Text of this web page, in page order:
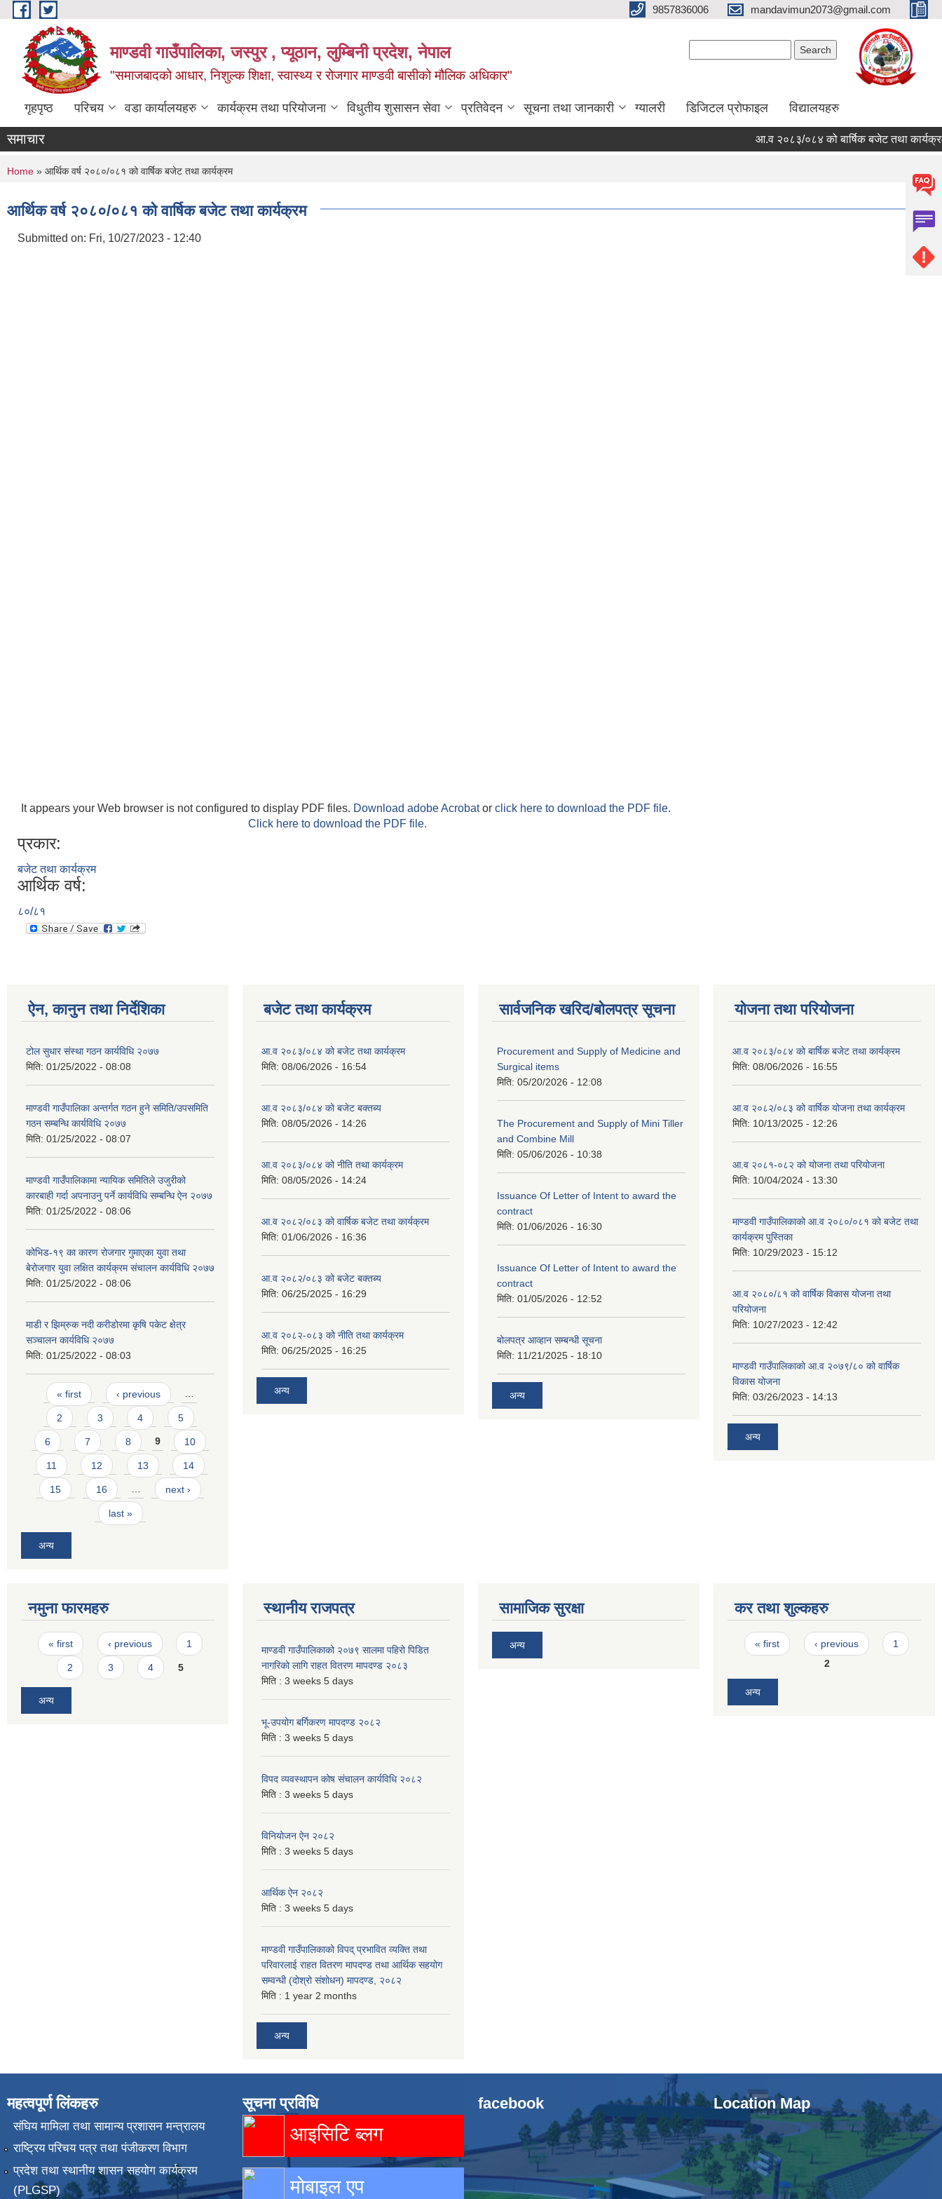
Skip to main content 9857836006 mandavimun2073@gmail.com
माण्डवी गाउँपालिका, जस्पुर , प्यूठान, लुम्बिनी प्रदेश, नेपाल
"समाजबादको आधार, निशुल्क शिक्षा, स्वास्थ्य र रोजगार माण्डवी बासीको मौलिक अधिकार"
गृहपृष्ठ परिचय वडा कार्यालयहरु कार्यक्रम तथा परियोजना विधुतीय शुसासन सेवा प्रतिवेदन सूचना तथा जानकारी ग्यालरी डिजिटल प्रोफाइल विद्यालयहरु
समाचार आ.व २०८३/०८४ को बार्षिक बजेट तथा कार्यक्रम
You are here
Home » आर्थिक वर्ष २०८०/०८१ को वार्षिक बजेट तथा कार्यक्रम
आर्थिक वर्ष २०८०/०८१ को वार्षिक बजेट तथा कार्यक्रम
Submitted on: Fri, 10/27/2023 - 12:40
It appears your Web browser is not configured to display PDF files. Download adobe Acrobator click here to download the PDF file.
Click here to download the PDF file.
प्रकार:
बजेट तथा कार्यक्रम
आर्थिक वर्ष:
८०/८१
ऐन, कानुन तथा निर्देशिका
टोल सुधार संस्था गठन कार्यविधि २०७७
मिति: 01/25/2022 - 08:08
माण्डवी गाउँपालिका अन्तर्गत गठन हुने समिति/उपसमिति
गठन सम्बन्धि कार्यविधि २०७७
मिति: 01/25/2022 - 08:07
माण्डवी गाउँपालिकामा न्यायिक समितिले उजुरीको
कारबाही गर्दा अपनाउनु पर्ने कार्यविधि सम्बन्धि ऐन २०७७
मिति: 01/25/2022 - 08:06
कोभिड-१९ का कारण रोजगार गुमाएका युवा तथा
बेरोजगार युवा लक्षित कार्यक्रम संचालन कार्यविधि २०७७
मिति: 01/25/2022 - 08:06
माडी र झिम्रुक नदी करीडोरमा कृषि पकेट क्षेत्र
सञ्चालन कार्यविधि २०७७
मिति: 01/25/2022 - 08:03
Pages
« first ‹ previous …
2 3 4 5
6 7 8 9 10
11 12 13 14
15 16 … next ›
last »
अन्य
बजेट तथा कार्यक्रम
आ.व २०८३/०८४ को बजेट तथा कार्यक्रम
मिति: 08/06/2026 - 16:54
आ.व २०८३/०८४ को बजेट बक्तब्य
मिति: 08/05/2026 - 14:26
आ.व २०८३/०८४ को नीति तथा कार्यक्रम
मिति: 08/05/2026 - 14:24
आ.व २०८२/०८३ को वार्षिक बजेट तथा कार्यक्रम
मिति: 01/06/2026 - 16:36
आ.व २०८२/०८३ को बजेट बक्तब्य
मिति: 06/25/2025 - 16:29
आ.व २०८२-०८३ को नीति तथा कार्यक्रम
मिति: 06/25/2025 - 16:25
अन्य
सार्वजनिक खरिद/बोलपत्र सूचना
Procurement and Supply of Medicine and
Surgical items
मिति: 05/20/2026 - 12:08
The Procurement and Supply of Mini Tiller
and Combine Mill
मिति: 05/06/2026 - 10:38
Issuance Of Letter of Intent to award the
contract
मिति: 01/06/2026 - 16:30
Issuance Of Letter of Intent to award the
contract
मिति: 01/05/2026 - 12:52
बोलपत्र आव्हान सम्बन्धी सूचना
मिति: 11/21/2025 - 18:10
अन्य
योजना तथा परियोजना
आ.व २०८३/०८४ को बार्षिक बजेट तथा कार्यक्रम
मिति: 08/06/2026 - 16:55
आ.व २०८२/०८३ को वार्षिक योजना तथा कार्यक्रम
मिति: 10/13/2025 - 12:26
आ.व २०८१-०८२ को योजना तथा परियोजना
मिति: 10/04/2024 - 13:30
माण्डवी गाउँपालिकाको आ.व २०८०/०८१ को बजेट तथा
कार्यक्रम पुस्तिका
मिति: 10/29/2023 - 15:12
आ.व २०८०/८१ को वार्षिक विकास योजना तथा
परियोजना
मिति: 10/27/2023 - 12:42
माण्डवी गाउँपालिकाको आ.व २०७९/८० को वार्षिक
विकास योजना
मिति: 03/26/2023 - 14:13
अन्य
नमुना फारमहरु
Pages
« first ‹ previous 1
2 3 4 5
अन्य
स्थानीय राजपत्र
माण्डवी गाउँपालिकाको २०७९ सालमा पहिरो पिडित
नागरिको लागि राहत वितरण मापदण्ड २०८३
मिति : 3 weeks 5 days
भू-उपयोग बर्गिकरण मापदण्ड २०८२
मिति : 3 weeks 5 days
विपद व्यवस्थापन कोष संचालन कार्यविधि २०८२
मिति : 3 weeks 5 days
विनियोजन ऐन २०८२
मिति : 3 weeks 5 days
आर्थिक ऐन २०८२
मिति : 3 weeks 5 days
माण्डवी गाउँपालिकाको विपद् प्रभावित व्यक्ति तथा
परिवारलाई राहत वितरण मापदण्ड तथा आर्थिक सहयोग
सम्वन्धी (दोश्रो संशोधन) मापदण्ड, २०८२
मिति : 1 year 2 months
अन्य
सामाजिक सुरक्षा
अन्य
कर तथा शुल्कहरु
Pages
« first ‹ previous
1
2
अन्य
महत्वपूर्ण लिंकहरु
संघिय मामिला तथा सामान्य प्रशासन मन्त्रालय
राष्ट्रिय परिचय पत्र तथा पंजीकरण विभाग
प्रदेश तथा स्थानीय शासन सहयोग कार्यक्रम
(PLGSP)
सूचना प्रविधि
आइसिटि ब्लग
मोबाइल एप
facebook Location Map